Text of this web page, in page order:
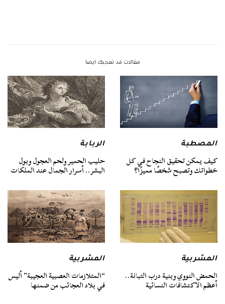
مقالات قد تعجبك ايضا
المصطبة
كيف يمكن تحقيق النجاح في كل
خطواتك وتصبح شخصًا مميزًا؟
الربابة
حليب الحمير ولحم العجول وبول
البشر.. أسرار الجمال عند الملكات
المشربية
الحمض النووي وبنية درب التبانة..
أعظم الاكتشافات النسائية
المشربية
“المتلازمات العصبية العجيبة” أليس
في بلاد العجائب من ضمنها